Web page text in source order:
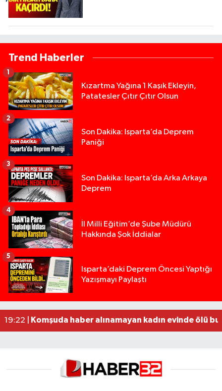
Trend Haberler
Kızartma Yağına 1 Kaşık Ekleyin,
Patatesler Çıtır Çıtır Olsun
1
Son Dakika: Isparta’da Deprem
Paniği
2
Son Dakika: Isparta’da Arka Arkaya
Deprem
3
İl Milli Eğitim’de Şube Müdürü
Hakkında Şok İddialar
4
Isparta’daki Deprem Öncesi Yaptığı
Yazışmayı Paylaştı
5
13:00 |Yığılca'da kardeşler arasındaki silahlı kavgada
12:48 |Tur teknesi çalışanlarının birbirine girdiği kavga
02:26 |MOTOSİKLETLE ÇARPIŞAN OTOMOBİL GÜL
19:22 |
Komşuda haber alınamayan kadın evinde ölü